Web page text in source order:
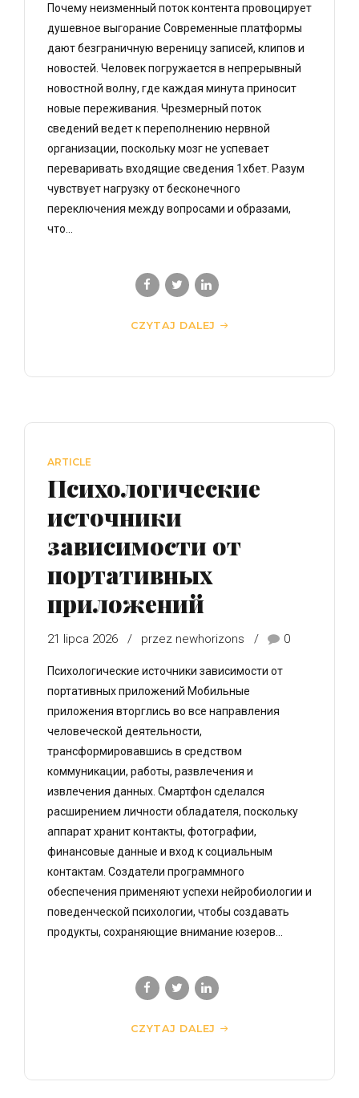
Почему неизменный поток контента провоцирует
душевное выгорание Современные платформы
дают безграничную вереницу записей, клипов и
новостей. Человек погружается в непрерывный
новостной волну, где каждая минута приносит
новые переживания. Чрезмерный поток
сведений ведет к переполнению нервной
организации, поскольку мозг не успевает
переваривать входящие сведения 1хбет. Разум
чувствует нагрузку от бесконечного
переключения между вопросами и образами,
что...
CZYTAJ DALEJ
ARTICLE
Психологические
источники
зависимости от
портативных
приложений
21 lipca 2026 przez newhorizons 0
Психологические источники зависимости от
портативных приложений Мобильные
приложения вторглись во все направления
человеческой деятельности,
трансформировавшись в средством
коммуникации, работы, развлечения и
извлечения данных. Смартфон сделался
расширением личности обладателя, поскольку
аппарат хранит контакты, фотографии,
финансовые данные и вход к социальным
контактам. Создатели программного
обеспечения применяют успехи нейробиологии и
поведенческой психологии, чтобы создавать
продукты, сохраняющие внимание юзеров...
CZYTAJ DALEJ